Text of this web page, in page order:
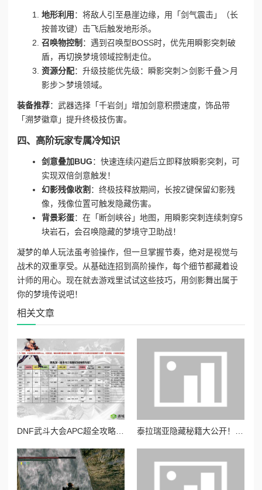
地形利用 ：将敌人引至悬崖边缘，用「剑气震击」（长
按普攻键）击飞后触发地形杀。
召唤物控制 ：遇到召唤型BOSS时，优先用瞬影突刺破
盾，再切换梦境领域控制走位。
资源分配：升级技能优先级：瞬影突刺＞剑影千叠＞月
影步＞梦境领域。
装备推荐：武器选择「千岩剑」增加剑意积攒速度，饰品带
「溯梦徽章」提升终极技伤害。
四、高阶玩家专属冷知识
剑意叠加BUG：快速连续闪避后立即释放瞬影突刺，可
实现双倍剑意触发！
幻影残像收割 ：终极技释放期间，长按Z键保留幻影残
像，残像位置可触发隐藏伤害。
背景彩蛋：在「断剑峡谷」地图，用瞬影突刺连续刺穿5
块岩石，会召唤隐藏的梦境守卫助战！
凝梦的单人玩法虽考验操作，但一旦掌握节奏，绝对是视觉与
战术的双重享受。从基础连招到高阶操作，每个细节都藏着设
计师的用心。现在就去游戏里试试这些技巧，用剑影舞出属于
你的梦境传说吧！
相关文章